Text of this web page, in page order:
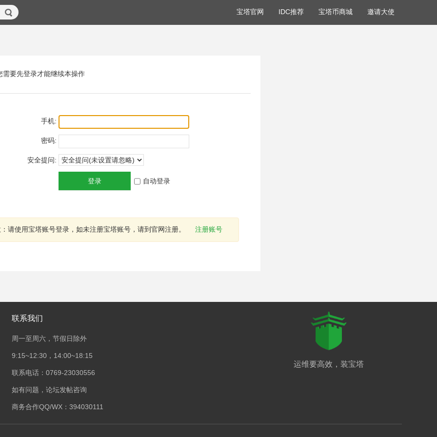
宝塔官网 IDC推荐 宝塔币商城 邀请大使
需要先登录才能继续本操作
手机:
密码:
安全提问:
登录 自动登录
请使用宝塔账号登录，如未注册宝塔账号，请到官网注册。 注册账号
联系我们
周一至周六，节假日除外
9:15~12:30，14:00~18:15
联系电话：0769-23030556
如有问题，论坛发帖咨询
商务合作QQ/WX：394030111
运维要高效，装宝塔